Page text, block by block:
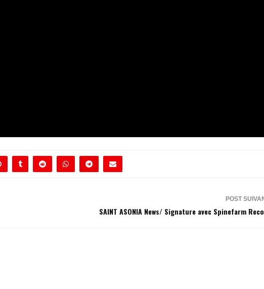
POST
SAINT ASONIA News/ Signature avec Spinefarm